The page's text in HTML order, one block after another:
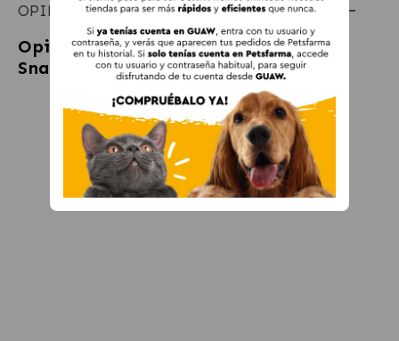
OPINIONES
Opiniones sobreWhiskas Dentabites
Snacks para Gato Higiene Dental